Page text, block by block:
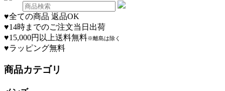
♥全ての商品 返品OK
♥14時までのご注文当日出荷
♥15,000円以上送料無料※離島は除く
♥ラッピング無料
商品カテゴリ